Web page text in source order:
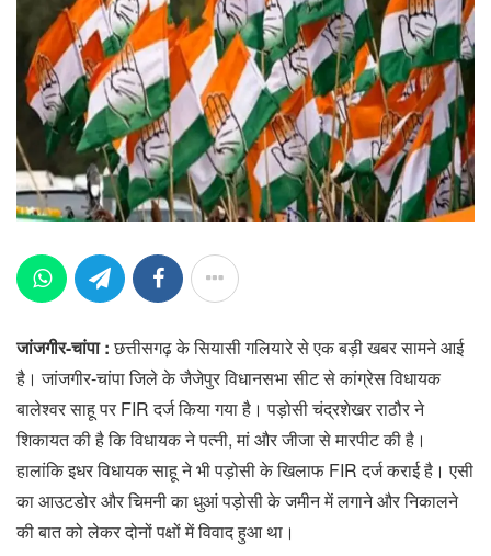
जांजगीर-चांपा :छत्तीसगढ़ के सियासी गलियारे से एक बड़ी खबर सामने आई
है। जांजगीर-चांपा जिले के जैजेपुर विधानसभा सीट से कांग्रेस विधायक
बालेश्वर साहू पर FIR दर्ज किया गया है। पड़ोसी चंद्रशेखर राठौर ने
शिकायत की है कि विधायक ने पत्नी, मां और जीजा से मारपीट की है।
हालांकि इधर विधायक साहू ने भी पड़ोसी के खिलाफ FIR दर्ज कराई है। एसी
का आउटडोर और चिमनी का धुआं पड़ोसी के जमीन में लगाने और निकालने
की बात को लेकर दोनों पक्षों में विवाद हुआ था।